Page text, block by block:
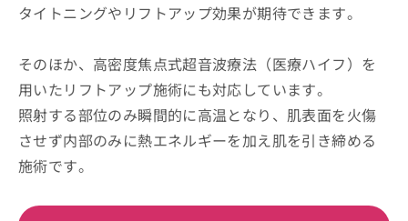
タイトニングやリフトアップ効果が期待できます。
そのほか、高密度焦点式超音波療法（医療ハイフ）を
用いたリフトアップ施術にも対応しています。
照射する部位のみ瞬間的に高温となり、肌表面を火傷
させず内部のみに熱エネルギーを加え肌を引き締める
施術です。